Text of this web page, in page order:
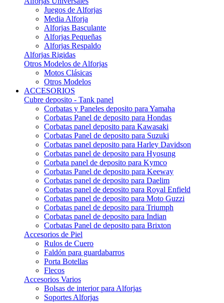
Juegos de Alforjas
Media Alforja
Alforjas Basculante
Alforjas Pequeñas
Alforjas Respaldo
Alforjas Rigidas
Otros Modelos de Alforjas
Motos Clásicas
Otros Modelos
ACCESORIOS
Cubre deposito - Tank panel
Corbatas y Paneles deposito para Yamaha
Corbatas Panel de deposito para Hondas
Corbatas panel deposito para Kawasaki
Corbatas Panel de deposito para Suzuki
Corbatas panel deposito para Harley Davidson
Corbatas panel de deposito para Hyosung
Corbata panel de deposito para Kymco
Corbatas Panel de deposito para Keeway
Corbatas panel de deposito para Daelim
Corbatas panel de deposito para Royal Enfield
Corbatas panel de deposito para Moto Guzzi
Corbatas panel de deposito para Triumph
Corbatas panel de deposito para Indian
Corbatas Panel de deposito para Brixton
Accesorios de Piel
Rulos de Cuero
Faldón para guardabarros
Porta Botellas
Flecos
Accesorios Varios
Bolsas de interior para Alforjas
Soportes Alforjas